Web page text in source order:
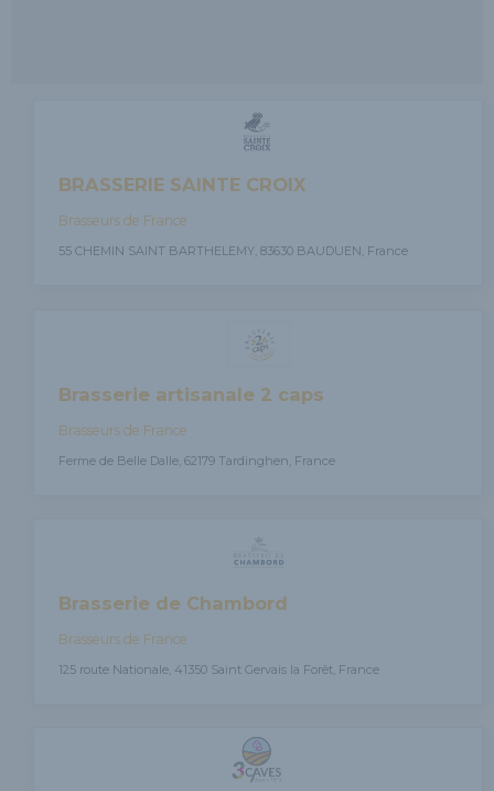
BRASSERIE SAINTE CROIX
Brasseurs de France
55 CHEMIN SAINT BARTHELEMY, 83630 BAUDUEN, France
Brasserie artisanale 2 caps
Brasseurs de France
Ferme de Belle Dalle, 62179 Tardinghen, France
Brasserie de Chambord
Brasseurs de France
125 route Nationale, 41350 Saint Gervais la Forêt, France